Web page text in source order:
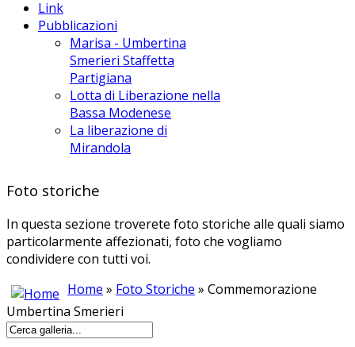
Link
Pubblicazioni
Marisa - Umbertina
Smerieri Staffetta
Partigiana
Lotta di Liberazione nella
Bassa Modenese
La liberazione di
Mirandola
Foto storiche
In questa sezione troverete foto storiche alle quali siamo
particolarmente affezionati, foto che vogliamo
condividere con tutti voi.
Home » Foto Storiche » Commemorazione
Umbertina Smerieri